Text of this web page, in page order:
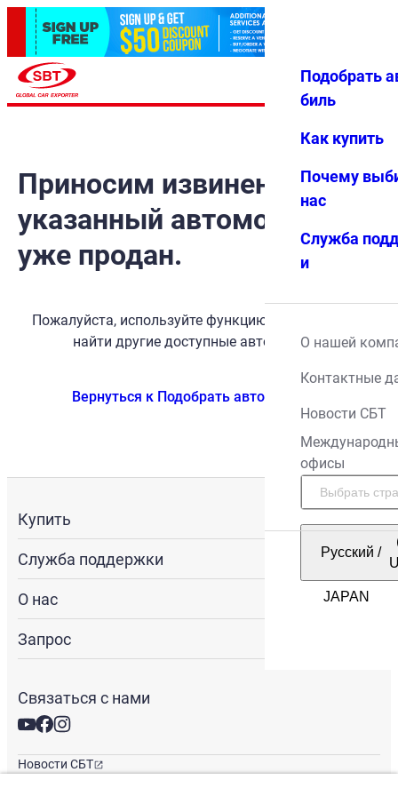
Избранн
Меню
Подобрать
биль
Как купить
Почему
нас
Служба
и
О нашей
Контактные
Новости СБТ
офисы
Русский /
Приносим извинения, но
указанный автомобиль
уже продан.
Пожалуйста, используйте функцию поиска, чтобы
найти другие доступные автомобили.
Вернуться к Подобрать автомобиль
Купить
Служба поддержки
О нас
Запрос
Связаться с нами
Новости СБТ